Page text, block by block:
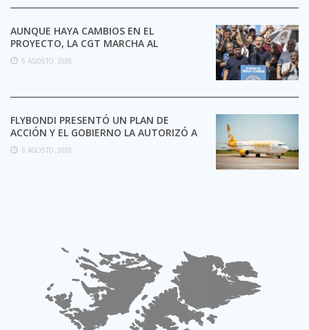
AUNQUE HAYA CAMBIOS EN EL
PROYECTO, LA CGT MARCHA AL
CONGRESO CONTRA LA LEY DE ...
5 AGOSTO, 2026
FLYBONDI PRESENTÓ UN PLAN DE
ACCIÓN Y EL GOBIERNO LA AUTORIZÓ A
SEGUIR OPERANDO
5 AGOSTO, 2026